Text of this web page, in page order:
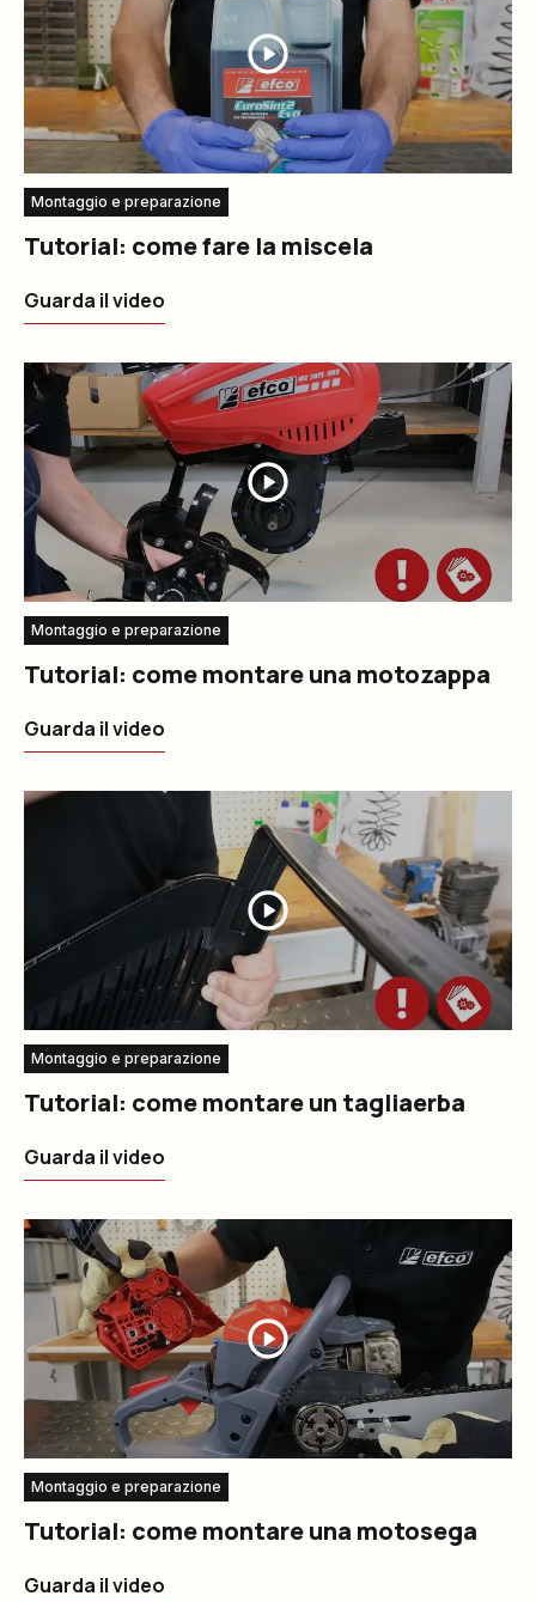
Montaggio e preparazione
Tutorial: come fare la miscela
Guarda il video
Montaggio e preparazione
Tutorial: come montare una motozappa
Guarda il video
Montaggio e preparazione
Tutorial: come montare un tagliaerba
Guarda il video
Montaggio e preparazione
Tutorial: come montare una motosega
Guarda il video